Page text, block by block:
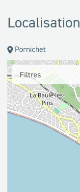
Localisation
Pornichet
Filtres